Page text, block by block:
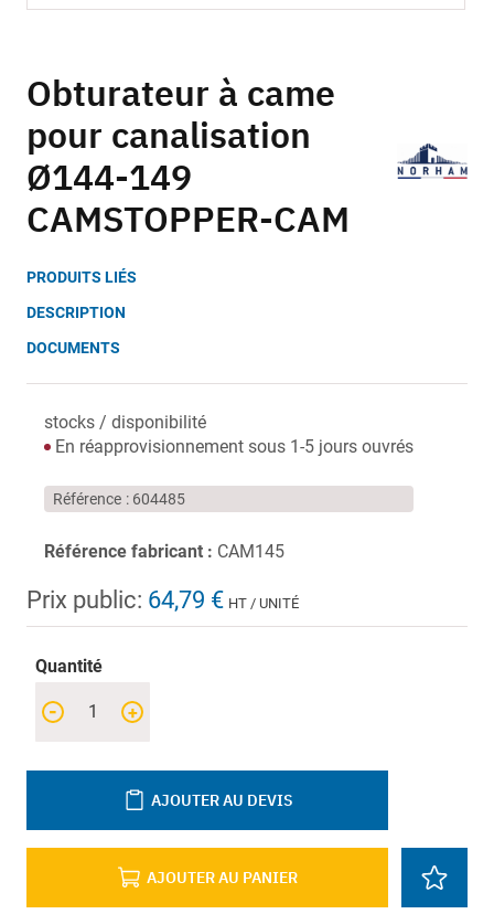
to
the
beginning
of
the
gallery
Obturateur à came
pour canalisation
Ø144-149
CAMSTOPPER-CAM
PRODUITS LIÉS
DESCRIPTION
DOCUMENTS
stocks / disponibilité
En réapprovisionnement sous 1-5 jours ouvrés
Référence 604485
Référence fabricant : CAM145
Prix public: 64,79 € HT / UNITÉ
Quantité
+
-
AJOUTER AU PANIER
AJOUTER AU DEVIS